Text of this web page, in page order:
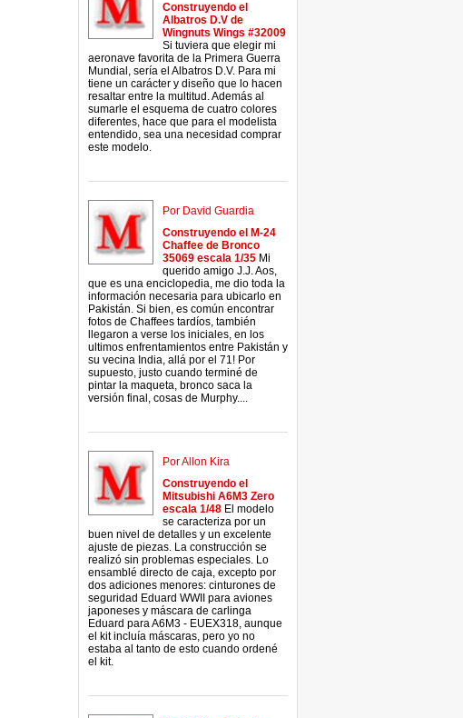
Construyendo el
Albatros D.V de
Wingnuts Wings #32009
Si tuviera que elegir mi
aeronave favorita de la Primera Guerra
Mundial, sería el Albatros D.V. Para mi
tiene un carácter y diseño que lo hacen
resaltar entre la multitud. Además al
sumarle el esquema de cuatro colores
diferentes, hace que para el modelista
entendido, sea una necesidad comprar
este modelo.
Por David Guardia
Construyendo el M-24
Chaffee de Bronco
35069 escala 1/35 Mi
querido amigo J.J. Aos,
que es una enciclopedia, me dio toda la
información necesaria para ubicarlo en
Pakistán. Si bien, es común encontrar
fotos de Chaffees tardíos, también
llegaron a verse los iniciales, en los
ultimos enfrentamientos entre Pakistán y
su vecina India, allá por el 71! Por
supuesto, justo cuando terminé de
pintar la maqueta, bronco saca la
versión final, cosas de Murphy....
Por Allon Kira
Construyendo el
Mitsubishi A6M3 Zero
escala 1/48 El modelo
se caracteriza por un
buen nivel de detalles y un excelente
ajuste de piezas. La construcción se
realizó sin problemas especiales. Lo
ensamblé directo de caja, excepto por
dos adiciones menores: cinturones de
seguridad Eduard WWII para aviones
japoneses y máscara de carlinga
Eduard para A6M3 - EUEX318, aunque
el kit incluía máscaras, pero yo no
estaba al tanto de esto cuando ordené
el kit.